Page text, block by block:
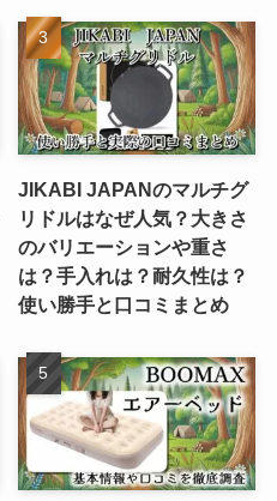
JIKABI JAPANのマルチグ
リドルはなぜ人気？大きさ
のバリエーションや重さ
は？手入れは？耐久性は？
使い勝手と口コミまとめ